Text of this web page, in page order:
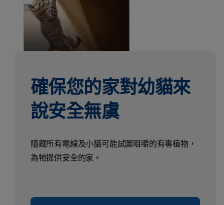
確保您的家對幼貓來
說安全無虞
隱藏所有電線及小貓可能試圖咀嚼的有毒植物，
為牠提供安全的家。